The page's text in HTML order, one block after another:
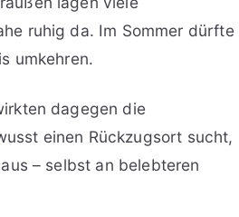
ruhig da. Im Sommer dürfte
umkehren.
dagegen die
einen Rückzugsort sucht,
– selbst an belebteren